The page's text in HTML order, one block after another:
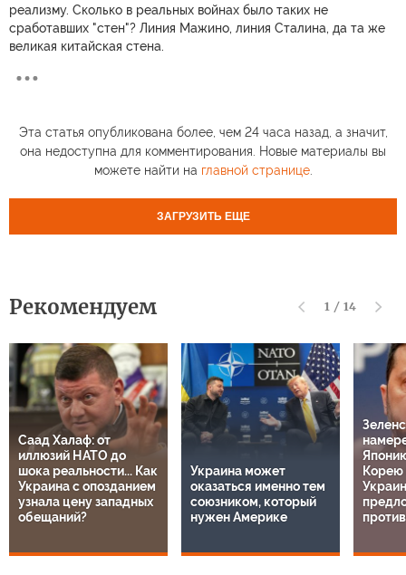
реализму. Сколько в реальных войнах было таких не
сработавших "стен"? Линия Мажино, линия Сталина, да та же
великая китайская стена.
Эта статья опубликована более, чем 24 часа назад, а значит,
она недоступна для комментирования. Новые материалы вы
можете найти на главной странице.
ЗАГРУЗИТЬ ЕЩЕ
Рекомендуем 1 / 14
Саад Халаф: от
иллюзий НАТО до
шока реальности... Как
Украина с опозданием
узнала цену западных
обещаний?
Украина может
оказаться именно тем
союзником, который
нужен Америке
Корею